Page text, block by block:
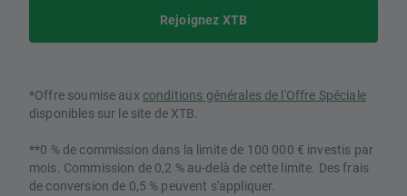
Rejoignez XTB
*Offre soumise aux conditions générales de l'Offre Spéciale
disponibles sur le site de XTB.
**0 % de commission dans la limite de 100 000 € investis par
mois. Commission de 0,2 % au-delà de cette limite. Des frais
de conversion de 0,5 % peuvent s'appliquer.